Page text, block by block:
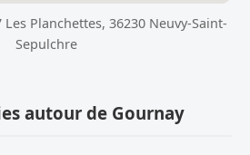
Planchettes, 36230 Neuvy-Saint-
Sepulchre
autour de Gournay